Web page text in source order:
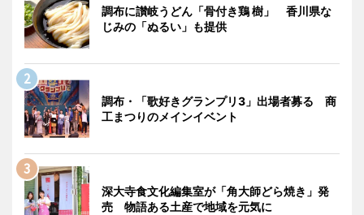
調布に讃岐うどん「骨付き鶏 樹」 香川県な
じみの「ぬるい」も提供
調布・「歌好きグランプリ3」出場者募る 商
工まつりのメインイベント
深大寺食文化編集室が「角大師どら焼き」発
売 物語ある土産で地域を元気に